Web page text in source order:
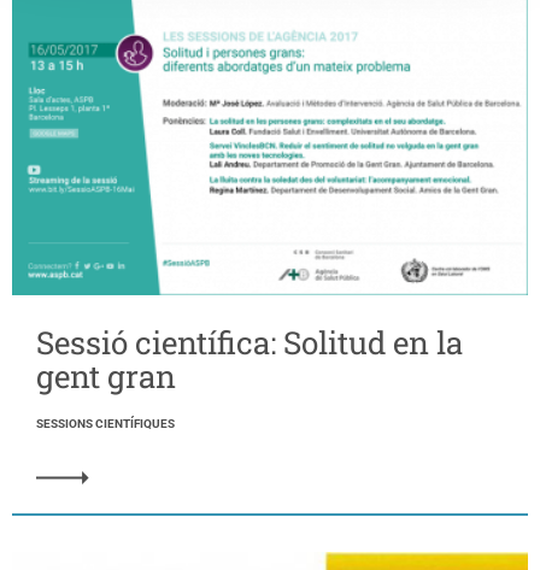
Sessió científica: Solitud en la
gent gran
SESSIONS CIENTÍFIQUES